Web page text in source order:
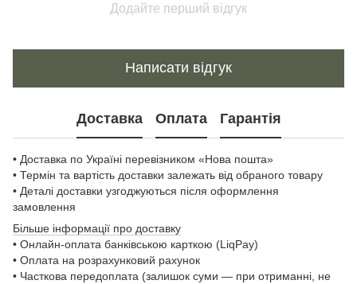
Додайте перший відгук
Написати відгук
Доставка Оплата Гарантія
• Доставка по Україні перевізником «Нова пошта»
• Термін та вартість доставки залежать від обраного товару
• Деталі доставки узгоджуються після оформлення
замовлення
Більше інформації про доставку
• Онлайн-оплата банківською карткою (LiqPay)
• Оплата на розрахунковий рахунок
• Часткова передоплата (залишок суми — при отриманні, не